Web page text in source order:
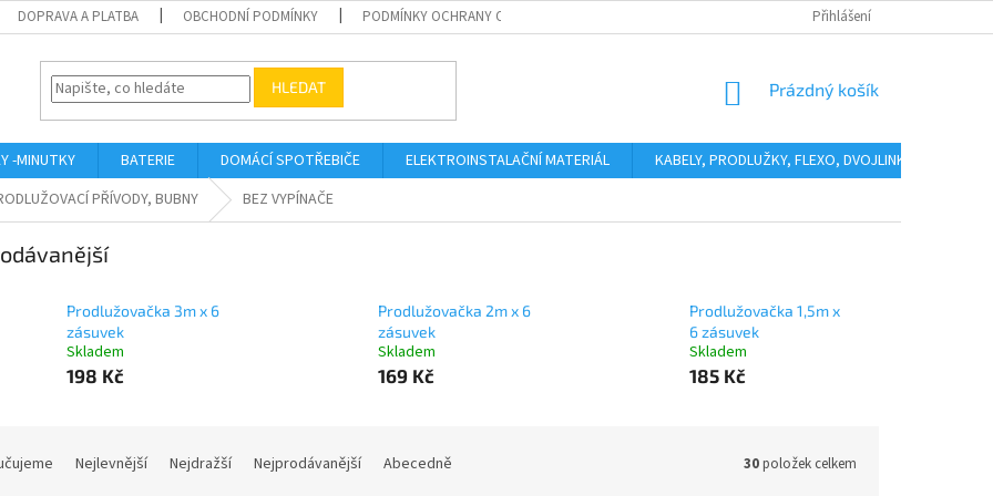
DOPRAVA A PLATBA OBCHODNÍ PODMÍNKY PODMÍNKY OCHRANY OSOBNÍCH ÚDAJŮ Přihlášení
HLEDAT
NÁKUPNÍ
Prázdný košík
-MINUTKY BATERIE DOMÁCÍ SPOTŘEBIČE ELEKTROINSTALAČNÍ MATERIÁL KABELY, PRODLUŽKY, FLEXO, DVOJLINKY
PŘÍVODY, BUBNY BEZ VYPÍNAČE
Prodlužovačka 3m x 6
zásuvek
Skladem
198 Kč
Prodlužovačka 2m x 6
zásuvek
Skladem
169 Kč
Prodlužovačka 1,5m x
6 zásuvek
Skladem
185 Kč
Nejlevnější Nejdražší Nejprodávanější Abecedně 30položek celkem